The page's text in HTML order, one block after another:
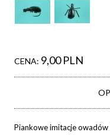
CENA: 9,00 PLN
Piankowe imitacje